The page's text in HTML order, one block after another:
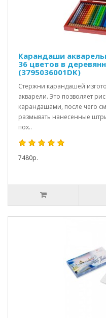
Карандаши
36 цветов в
(3795036001DK)
Стержни карандашей
акварели. Это позволяет
карандашами, после чего
размывать нанесенные
пох..
7480р.